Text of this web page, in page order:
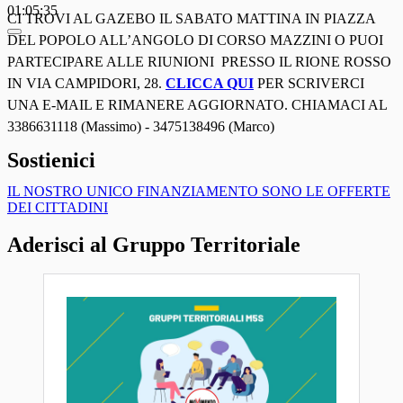
01:05:35
CI TROVI AL GAZEBO IL SABATO MATTINA IN PIAZZA
DEL POPOLO ALL’ANGOLO DI CORSO MAZZINI O PUOI
PARTECIPARE ALLE RIUNIONI PRESSO IL RIONE ROSSO
IN VIA CAMPIDORI, 28. CLICCA QUI PER SCRIVERCI
UNA E-MAIL E RIMANERE AGGIORNATO. CHIAMACI AL
3386631118 (Massimo) - 3475138496 (Marco)
Sostienici
IL NOSTRO UNICO FINANZIAMENTO SONO LE OFFERTE
DEI CITTADINI
Aderisci al Gruppo Territoriale